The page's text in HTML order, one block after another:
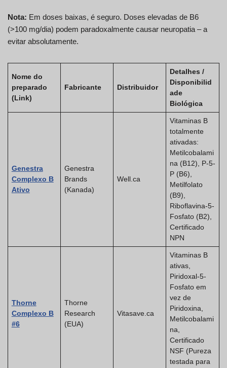
Nota: Em doses baixas, é seguro. Doses elevadas de B6
(>100 mg/dia) podem paradoxalmente causar neuropatia – a
evitar absolutamente.
Nome do
preparado
(Link)
Fabricante Distribuidor
Detalhes /
Disponibilid
ade
Biológica
Genestra
Complexo B
Ativo
Genestra
Brands
(Kanada)
Well.ca
Vitaminas B
totalmente
ativadas:
Metilcobalami
na (B12), P-5-
P (B6),
Metilfolato
(B9),
Riboflavina-5-
Fosfato (B2),
Certificado
NPN
Thorne
Complexo B
#6
Thorne
Research
(EUA)
Vitasave.ca
Vitaminas B
ativas,
Piridoxal-5-
Fosfato em
vez de
Piridoxina,
Metilcobalami
na,
Certificado
NSF (Pureza
testada para